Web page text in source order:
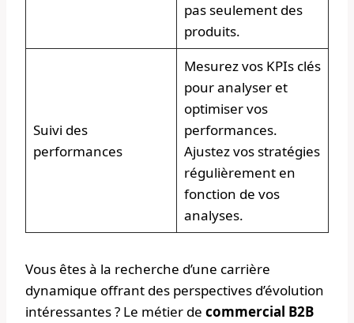
pas seulement des
produits.
Suivi des
performances
Mesurez vos KPIs clés
pour analyser et
optimiser vos
performances.
Ajustez vos stratégies
régulièrement en
fonction de vos
analyses.
Vous êtes à la recherche d’une carrière
dynamique offrant des perspectives d’évolution
intéressantes ? Le métier de commercial B2B